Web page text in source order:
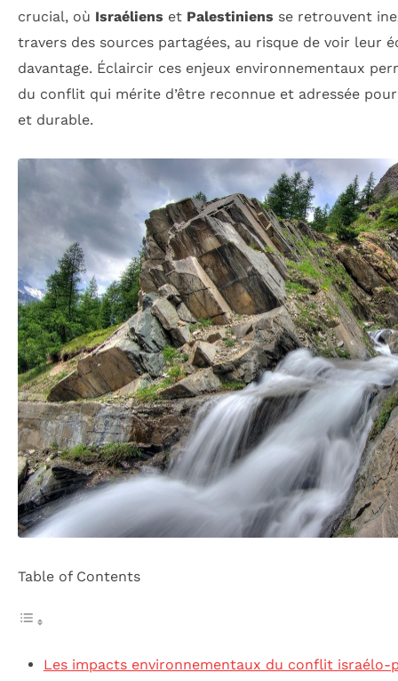
crucial, où Israéliens et Palestiniens se retrouvent
travers des sources partagées, au risque de voir leur
davantage. Éclaircir ces enjeux environnementaux
du conflit qui mérite d’être reconnue et adressée
et durable.
Table of Contents
Les impacts environnementaux du conflit israélo-